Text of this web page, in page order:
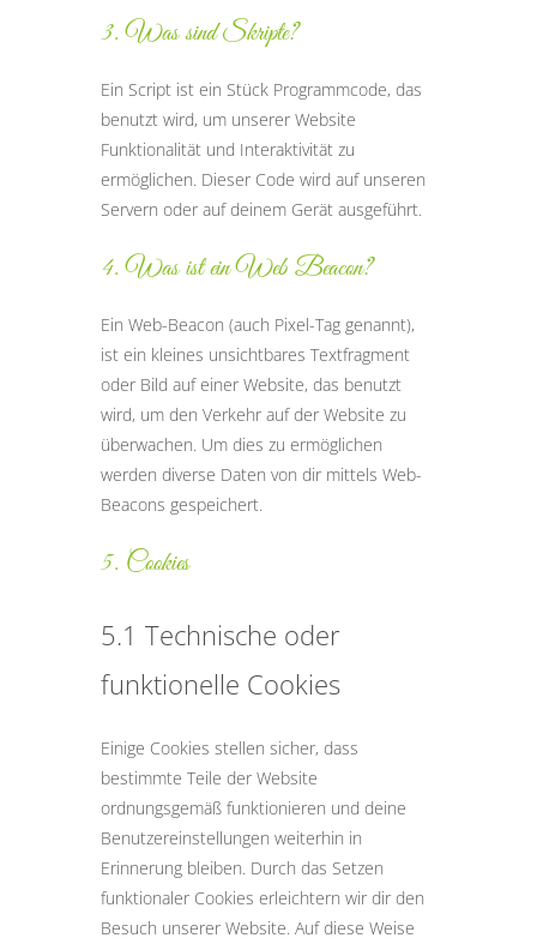
3. Was sind Skripte?
Ein Script ist ein Stück Programmcode, das
benutzt wird, um unserer Website
Funktionalität und Interaktivität zu
ermöglichen. Dieser Code wird auf unseren
Servern oder auf deinem Gerät ausgeführt.
4. Was ist ein Web Beacon?
Ein Web-Beacon (auch Pixel-Tag genannt),
ist ein kleines unsichtbares Textfragment
oder Bild auf einer Website, das benutzt
wird, um den Verkehr auf der Website zu
überwachen. Um dies zu ermöglichen
werden diverse Daten von dir mittels Web-
Beacons gespeichert.
5. Cookies
5.1 Technische oder
funktionelle Cookies
Einige Cookies stellen sicher, dass
bestimmte Teile der Website
ordnungsgemäß funktionieren und deine
Benutzereinstellungen weiterhin in
Erinnerung bleiben. Durch das Setzen
funktionaler Cookies erleichtern wir dir den
Besuch unserer Website. Auf diese Weise